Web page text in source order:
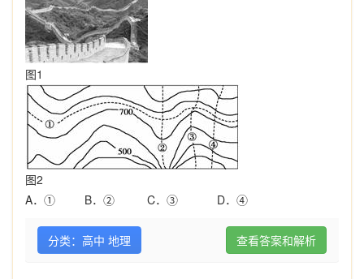
图1
图2
A． ① B． ② C． ③ D． ④
分类：高中 地理 查看答案和解析